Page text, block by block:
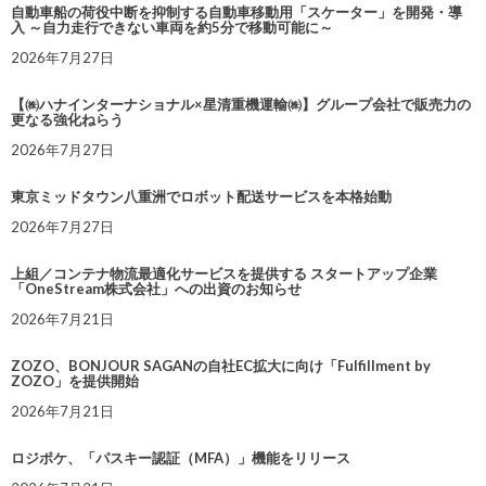
自動車船の荷役中断を抑制する自動車移動用「スケーター」を開発・導
入 ～自力走行できない車両を約5分で移動可能に～
2026年7月27日
【㈱ハナインターナショナル×星清重機運輸㈱】グループ会社で販売力の
更なる強化ねらう
2026年7月27日
東京ミッドタウン八重洲でロボット配送サービスを本格始動
2026年7月27日
上組／コンテナ物流最適化サービスを提供する スタートアップ企業
「OneStream株式会社」への出資のお知らせ
2026年7月21日
ZOZO、BONJOUR SAGANの自社EC拡大に向け「Fulfillment by
ZOZO」を提供開始
2026年7月21日
ロジポケ、「パスキー認証（MFA）」機能をリリース